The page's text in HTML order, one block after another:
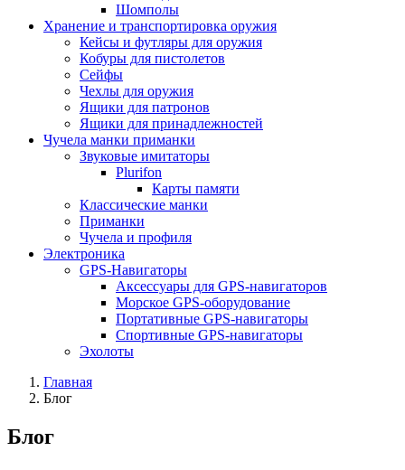
Шомполы
Хранение и транспортировка оружия
Кейсы и футляры для оружия
Кобуры для пистолетов
Сейфы
Чехлы для оружия
Ящики для патронов
Ящики для принадлежностей
Чучела манки приманки
Звуковые имитаторы
Plurifon
Карты памяти
Классические манки
Приманки
Чучела и профиля
Электроника
GPS-Навигаторы
Аксессуары для GPS-навигаторов
Морское GPS-оборудование
Портативные GPS-навигаторы
Спортивные GPS-навигаторы
Эхолоты
Главная
Блог
Блог